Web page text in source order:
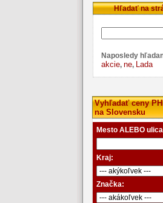
Hľadať na
Naposledy
akcie, ne, Lada
Vyhľadať ceny
na Slovensku
Mesto ALEBO
Kraj:
Značka: